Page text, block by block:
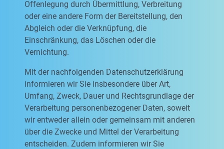
Offenlegung durch Übermittlung, Verbreitung
oder eine andere Form der Bereitstellung, den
Abgleich oder die Verknüpfung, die
Einschränkung, das Löschen oder die
Vernichtung.
Mit der nachfolgenden Datenschutzerklärung
informieren wir Sie insbesondere über Art,
Umfang, Zweck, Dauer und Rechtsgrundlage der
Verarbeitung personenbezogener Daten, soweit
wir entweder allein oder gemeinsam mit anderen
über die Zwecke und Mittel der Verarbeitung
entscheiden. Zudem informieren wir Sie